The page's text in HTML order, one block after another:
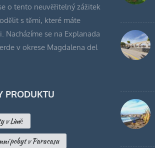
o tento neuvěřitelný zážitek
s těmi, které máte
Nacházíme se na Explanada
v okrese Magdalena del
PRODUKTU
v Limě
pobyt v Paracasu